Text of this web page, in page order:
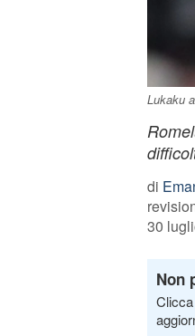
Lukaku
di
30
Non